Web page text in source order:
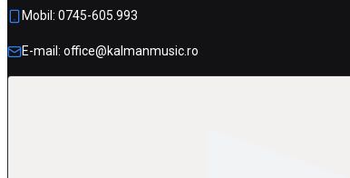
Mobil: 0745-605.993
E-mail: office@kalmanmusic.ro